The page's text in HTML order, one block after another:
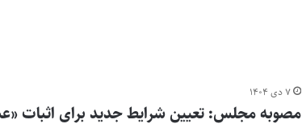
۷ دی ۱۴۰۴
مصوبه مجلس: تعیین شرایط جدید برای اثبات